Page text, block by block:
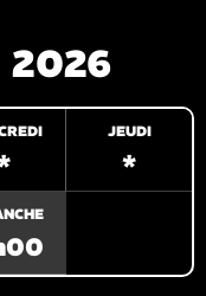
2026
JEUDI
*